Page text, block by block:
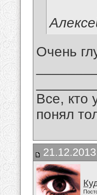
Очень
Все, кто
понял